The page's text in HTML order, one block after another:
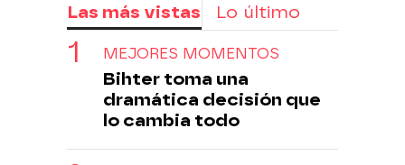
Las más vistas Lo último
MEJORES MOMENTOS
Bihter toma una
dramática decisión que
lo cambia todo